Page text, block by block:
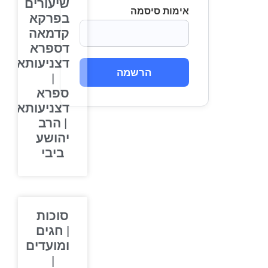
אימות סיסמה
הרשמה
שיעורים
בפרקא
קדמאה
דספרא
דצניעותא
ספרא
דצניעותא
| הרב
יהושע
ביבי
סוכות
| חגים
ומועדים